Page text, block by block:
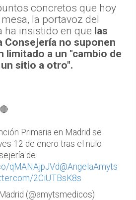
concretos que hoy
la portavoz del
ha insistido en que las
Consejería no suponen
limitado a un "cambio de
sitio a otro".
Primaria en Madrid se
12 de enero tras el nulo
de
qMANAjpJVd@AngelaAmyts
2CiUTBsK8s
(@amytsmedicos)